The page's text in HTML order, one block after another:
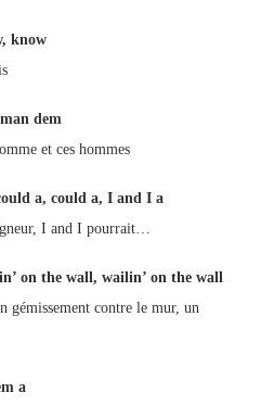
know
dem
et ces hommes
a, could a, I and I a
I and I pourrait…
on the wall, wailin’ on the wall
gémissement contre le mur, un
a